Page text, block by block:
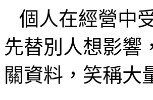
個人在經營中
先替別人想影響
關資料，笑稱大